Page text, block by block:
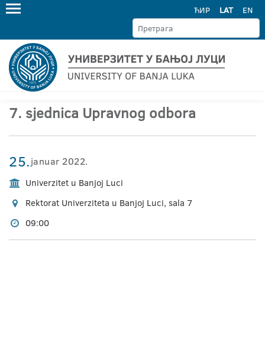
ЋИР LAT EN
7. sjednica Upravnog odbora
25.januar 2022.
Univerzitet u Banjoj Luci
Rektorat Univerziteta u Banjoj Luci, sala 7
09:00